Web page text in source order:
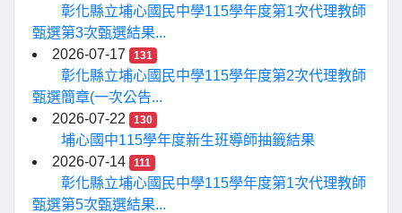
彰化縣立埔心國民中學115學年度第1次代理教師
甄選第3次甄選結果...
2026-07-17
131
彰化縣立埔心國民中學115學年度第2次代理教師
甄選簡章(一次公告...
2026-07-22
130
埔心國中115學年度新生班導師抽籤結果
2026-07-14
111
彰化縣立埔心國民中學115學年度第1次代理教師
甄選第5次甄選結果...